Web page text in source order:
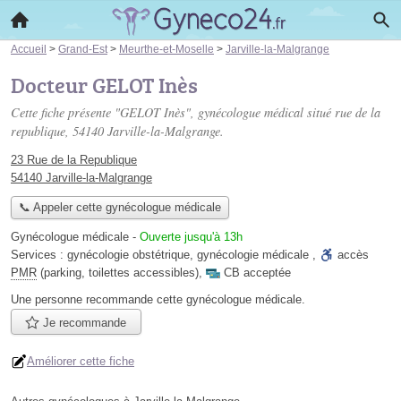
Accueil > Grand-Est > Meurthe-et-Moselle > Jarville-la-Malgrange
Docteur GELOT Inès
Cette fiche présente "GELOT Inès", gynécologue médical situé rue de la
republique, 54140 Jarville-la-Malgrange.
23 Rue de la Republique
54140 Jarville-la-Malgrange
📞 Appeler cette gynécologue médicale
Gynécologue médicale - Ouverte jusqu'à 13h
Services : gynécologie obstétrique, gynécologie médicale ,
accès
PMR (parking, toilettes accessibles),
CB acceptée
Une personne recommande cette gynécologue médicale.
Je recommande
Améliorer cette fiche